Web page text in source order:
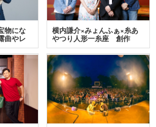
物にな
曲やレ
横内謙介×みょんふぁ×糸あ
やつり人形一糸座 創作
人…